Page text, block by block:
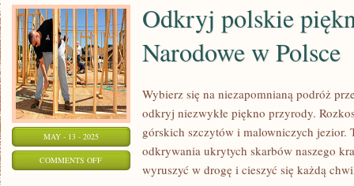
MAY - 13 - 2025
COMMENTS OFFON
Odkryj polskie
Narodowe w Polsce
Wybierz się na niezapomnianą podróż
odkryj niezwykłe piękno przyrody.
górskich szczytów i malowniczych jezior.
odkrywania ukrytych skarbów naszego
wyruszyć w drogę i cieszyć się każdą